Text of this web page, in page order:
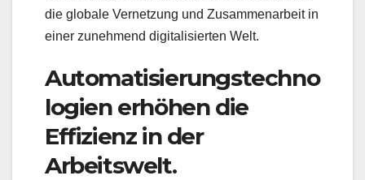
die globale Vernetzung und Zusammenarbeit in
einer zunehmend digitalisierten Welt.
Automatisierungstechno
logien erhöhen die
Effizienz in der
Arbeitswelt.